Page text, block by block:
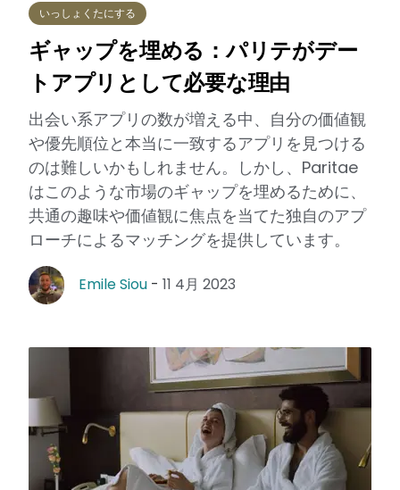
いっしょくたにする
ギャップを埋める：パリテがデー
トアプリとして必要な理由
出会い系アプリの数が増える中、自分の価値観
や優先順位と本当に一致するアプリを見つける
のは難しいかもしれません。しかし、Paritae
はこのような市場のギャップを埋めるために、
共通の趣味や価値観に焦点を当てた独自のアプ
ローチによるマッチングを提供しています。
Emile Siou - 11 4月 2023